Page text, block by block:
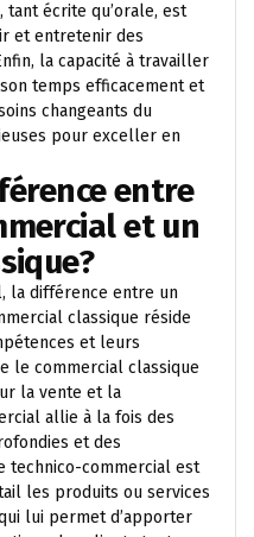
tant écrite qu’orale, est
et entretenir des
la capacité à travailler
temps efficacement et
changeants du
pour exceller en
entre
et un
la différence entre un
classique réside
et leurs
le commercial classique
la vente et la
allie à la fois des
et des
technico-commercial est
les produits ou services
lui permet d’apporter